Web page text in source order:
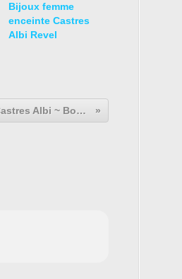
Bijoux femme
enceinte Castres
Albi Revel
Photographe Castres Albi ~ Bonne Année 2015 !